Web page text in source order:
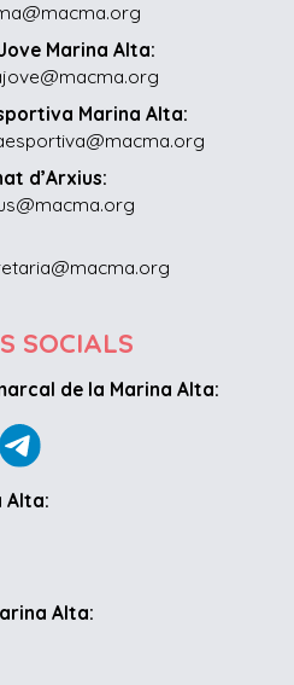
Marina Alta:
Marina Alta:
d’Arxius:
SOCIALS
de la Marina Alta:
Alta:
Alta: